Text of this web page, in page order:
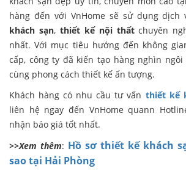
hàng đến với VnHome sẽ sử dụng
khách sạn, thiết kế nội thấtchuyên
nhất. Với mục tiêu hướng đến không
cấp, công ty đã kiến tạo hàng nghìn
cùng phong cách thiết kế ấn tượng.
Khách hàng có nhu cầu tư vấn thiết kế
liên hệ ngay đến VnHome quann
nhận báo giá tốt nhất.
>>Xem thêm: Hồ sơ thiết kế khách
sao tại Hải Phòng